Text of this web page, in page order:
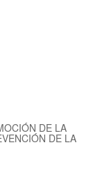
DE LA
DE LA